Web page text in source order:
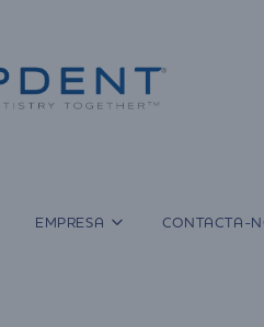
EMPRESA CONTACTA-